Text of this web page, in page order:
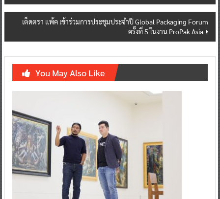
เต็ดตรา แพ้ค เข้าร่วมการประชุมประจำปี Global Packaging Forum
ครั้งที่ 5 ในงาน ProPak Asia
You May Also Like